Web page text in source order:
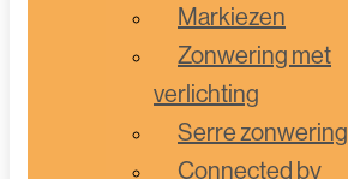
Markiezen
Zonwering met
verlichting
Serre zonwering
Connected by